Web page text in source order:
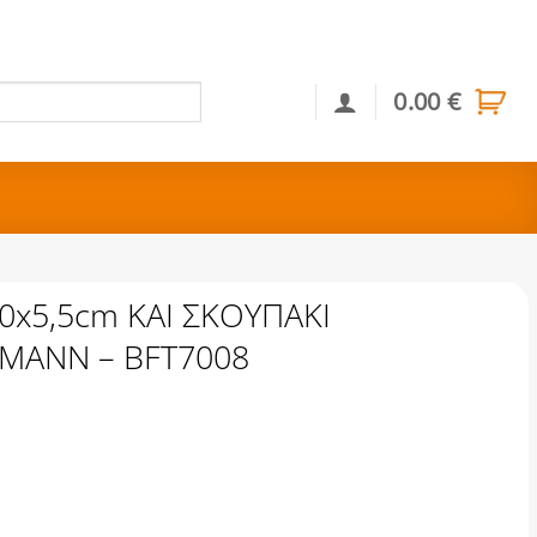
0.00€
ΚΑΙ ΣΚΟΥΠΑΚΙ
– BFT7008